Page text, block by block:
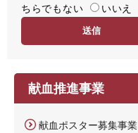
易
ちらでもない
いいえ
献血推進事業
献血ポスター募集事業